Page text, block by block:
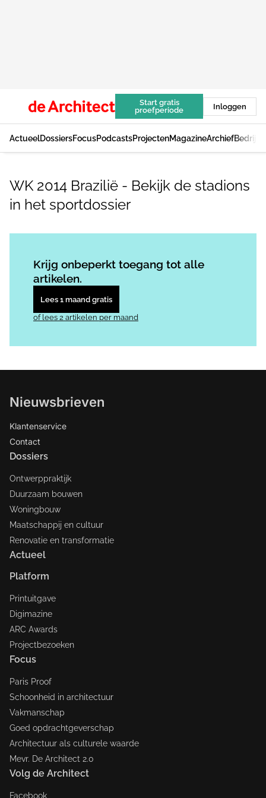
Start gratis
proefperiode
Inloggen
ActueelDossiersFocusPodcastsProjectenMagazineArchief
WK 2014 Brazilië - Bekijk de stadions
in het sportdossier
Krijg onbeperkt toegang tot alle
artikelen.
Lees 1 maand gratis
of lees 2 artikelen per maand
Nieuwsbrieven
Klantenservice
Contact
Dossiers
Ontwerppraktijk
Duurzaam bouwen
Woningbouw
Maatschappij en cultuur
Renovatie en transformatie
Actueel
Platform
Printuitgave
Digimazine
ARC Awards
Projectbezoeken
Focus
Paris Proof
Schoonheid in architectuur
Vakmanschap
Goed opdrachtgeverschap
Architectuur als culturele waarde
Mevr. De Architect 2.0
Volg de Architect
Facebook